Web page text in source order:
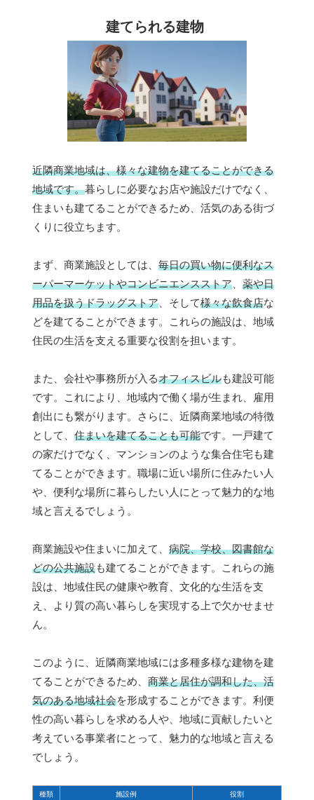
建てられる建物
近隣商業地域は、様々な建物を建てることができる
地域です。暮らしに必要なお店や施設だけでなく、
住まいも建てることができるため、活気のある街づ
くりに役立ちます。
まず、商業施設としては、 毎日の買い物に便利なス
ーパーマーケットやコンビニエンスストア
薬や日
用品を扱うドラッグストア 、そして様々な飲食店な
どを建てることができます。これらの施設は、地域
住民の生活を支える重要な役割を担います。
また、会社や事務所が入るオフィスビルも建設可能
です。これにより、地域内で働く場が生まれ、雇用
創出にも繋がります。さらに、近隣商業地域の特徴
として、 住まいを建てることも可能です。一戸建て
の家だけでなく、マンションのような集合住宅も建
てることができます。職場に近い場所に住みたい人
や、便利な場所に暮らしたい人にとって魅力的な地
域と言えるでしょう。
商業施設や住まいに加えて、 病院、学校、図書館な
どの公共施設も建てることができます。これらの施
設は、地域住民の健康や教育、文化的な生活を支
え、より質の高い暮らしを実現する上で欠かせませ
ん。
このように、近隣商業地域には多種多様な建物を建
てることができるため、 商業と居住が調和した、活
気のある地域社会を形成することができます。利便
性の高い暮らしを求める人や、地域に貢献したいと
考えている事業者にとって、魅力的な地域と言える
でしょう。
種類 施設例 役割